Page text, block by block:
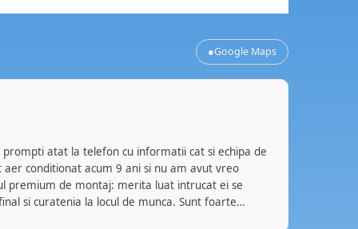
●Google Maps
prompti atat la telefon cu informatii cat si echipa de
conditionat acum 9 ani si nu am avut vreo
premium de montaj: merita luat intrucat ei se
si curatenia la locul de munca. Sunt foarte